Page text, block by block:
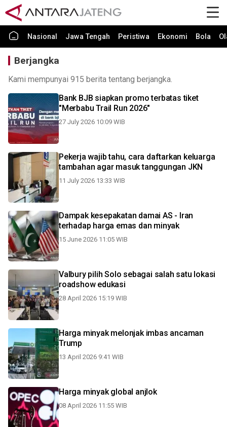
Nasional Jawa Tengah Peristiwa Ekonomi Bola
Berjangka
Kami mempunyai 915 berita tentang berjangka.
Bank BJB siapkan promo terbatas tiket
"Merbabu Trail Run 2026"
27 July 2026 10:09 WIB
Pekerja wajib tahu, cara daftarkan keluarga
tambahan agar masuk tanggungan JKN
11 July 2026 13:33 WIB
Dampak kesepakatan damai AS - Iran
terhadap harga emas dan minyak
15 June 2026 11:05 WIB
Valbury pilih Solo sebagai salah satu lokasi
roadshow edukasi
28 April 2026 15:19 WIB
Harga minyak melonjak imbas ancaman
Trump
13 April 2026 9:41 WIB
Harga minyak global anjlok
08 April 2026 11:55 WIB